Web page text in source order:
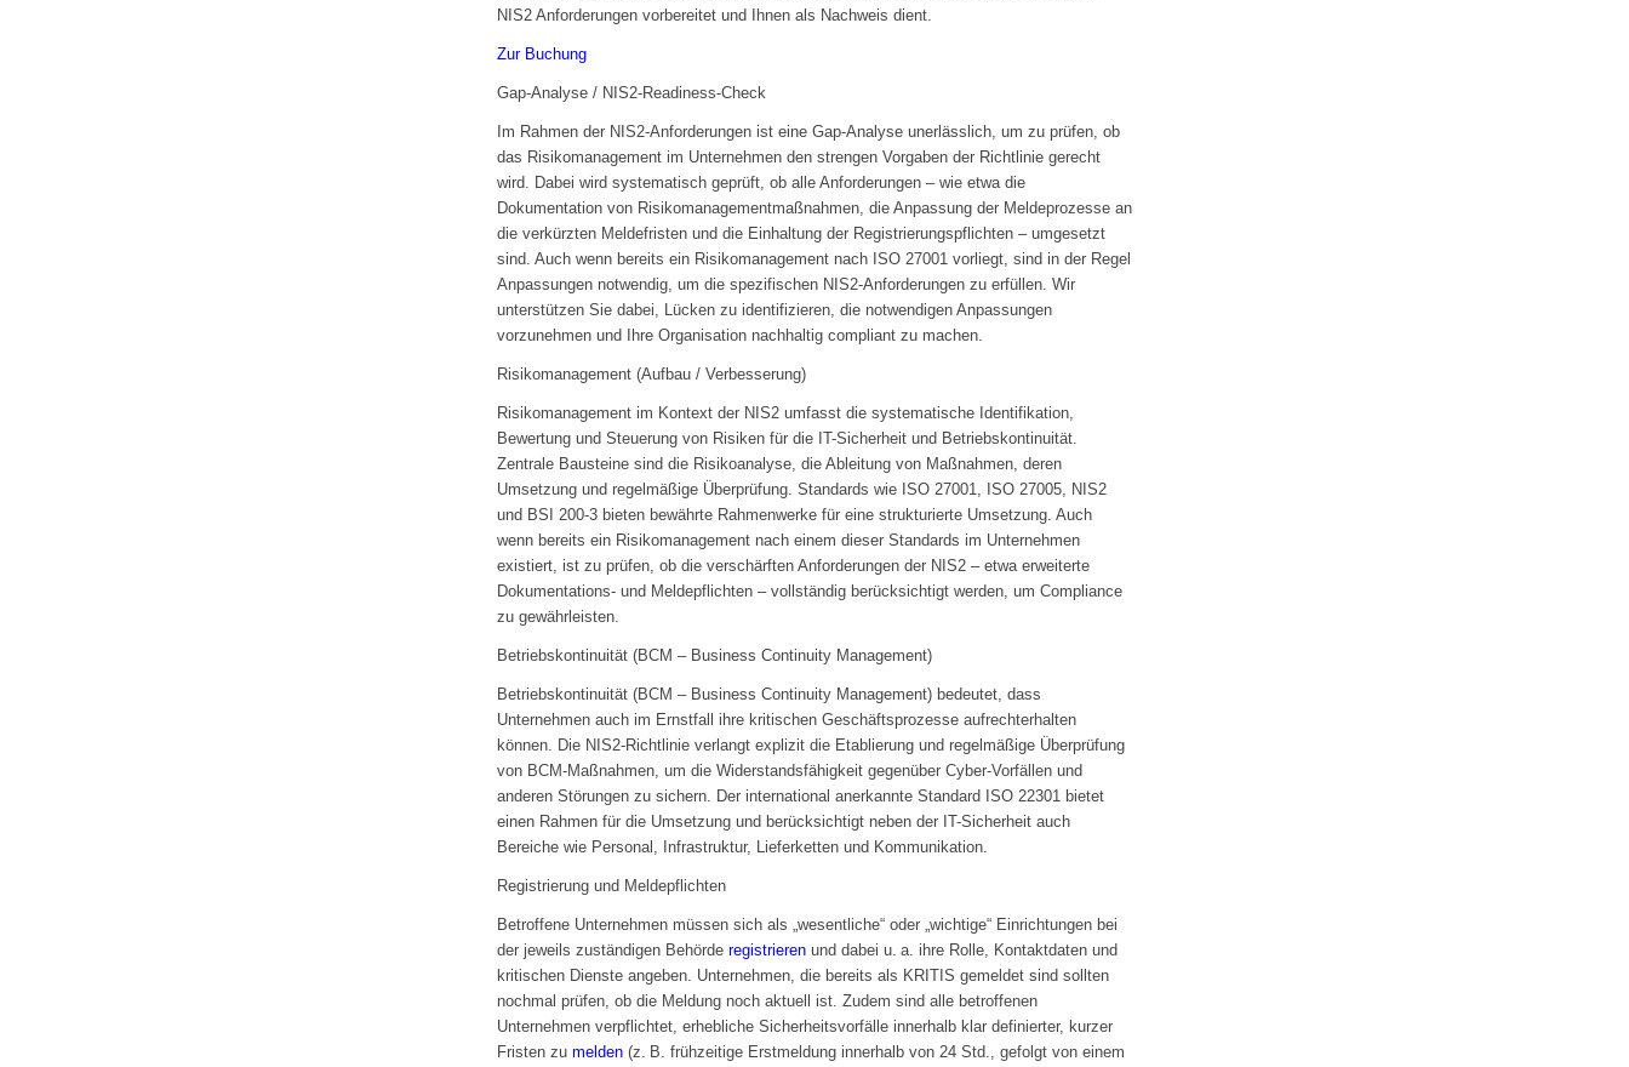
NIS2 Anforderungen vorbereitet und Ihnen als Nachweis dient.
Zur Buchung
Gap-Analyse / NIS2-Readiness-Check
Im Rahmen der NIS2-Anforderungen ist eine Gap-Analyse unerlässlich, um zu prüfen, ob
das Risikomanagement im Unternehmen den strengen Vorgaben der Richtlinie gerecht
wird. Dabei wird systematisch geprüft, ob alle Anforderungen – wie etwa die
Dokumentation von Risikomanagementmaßnahmen, die Anpassung der Meldeprozesse an
die verkürzten Meldefristen und die Einhaltung der Registrierungspflichten – umgesetzt
sind. Auch wenn bereits ein Risikomanagement nach ISO 27001 vorliegt, sind in der Regel
Anpassungen notwendig, um die spezifischen NIS2-Anforderungen zu erfüllen. Wir
unterstützen Sie dabei, Lücken zu identifizieren, die notwendigen Anpassungen
vorzunehmen und Ihre Organisation nachhaltig compliant zu machen.
Risikomanagement (Aufbau / Verbesserung)
Risikomanagement im Kontext der NIS2 umfasst die systematische Identifikation,
Bewertung und Steuerung von Risiken für die IT-Sicherheit und Betriebskontinuität.
Zentrale Bausteine sind die Risikoanalyse, die Ableitung von Maßnahmen, deren
Umsetzung und regelmäßige Überprüfung. Standards wie ISO 27001, ISO 27005, NIS2
und BSI 200-3 bieten bewährte Rahmenwerke für eine strukturierte Umsetzung. Auch
wenn bereits ein Risikomanagement nach einem dieser Standards im Unternehmen
existiert, ist zu prüfen, ob die verschärften Anforderungen der NIS2 – etwa erweiterte
Dokumentations- und Meldepflichten – vollständig berücksichtigt werden, um Compliance
zu gewährleisten.
Betriebskontinuität (BCM – Business Continuity Management)
Betriebskontinuität (BCM – Business Continuity Management) bedeutet, dass
Unternehmen auch im Ernstfall ihre kritischen Geschäftsprozesse aufrechterhalten
können. Die NIS2-Richtlinie verlangt explizit die Etablierung und regelmäßige Überprüfung
von BCM-Maßnahmen, um die Widerstandsfähigkeit gegenüber Cyber-Vorfällen und
anderen Störungen zu sichern. Der international anerkannte Standard ISO 22301 bietet
einen Rahmen für die Umsetzung und berücksichtigt neben der IT-Sicherheit auch
Bereiche wie Personal, Infrastruktur, Lieferketten und Kommunikation.
Registrierung und Meldepflichten
Betroffene Unternehmen müssen sich als „wesentliche“ oder „wichtige“ Einrichtungen bei
der jeweils zuständigen Behörde registrierenund dabei u. a. ihre Rolle, Kontaktdaten und
kritischen Dienste angeben. Unternehmen, die bereits als KRITIS gemeldet sind sollten
nochmal prüfen, ob die Meldung noch aktuell ist. Zudem sind alle betroffenen
Unternehmen verpflichtet, erhebliche Sicherheitsvorfälle innerhalb klar definierter, kurzer
Fristen zu melden(z. B. frühzeitige Erstmeldung innerhalb von 24 Std., gefolgt von einem